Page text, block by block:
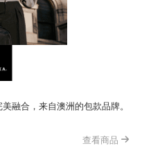
融合，来自澳洲的包款品牌。
查看商品